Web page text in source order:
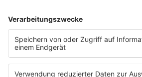
Es läuft:
JOSH FAWAZ mit LIKE A PRAYER